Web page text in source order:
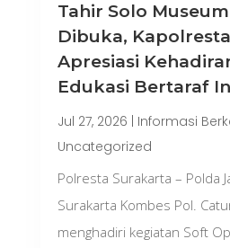
Tahir Solo
Dibuka,
Apresiasi
Edukasi Bertaraf
Jul 27, 2026 Informasi
Uncategorized
Polresta Surakarta – Polda
Surakarta Kombes Pol.
menghadiri kegiatan Soft